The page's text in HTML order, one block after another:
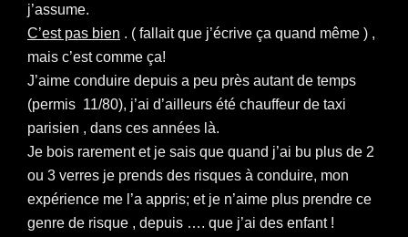
j’assume.
C’est pas bien . ( fallait que j’écrive ça quand même ) ,
mais c’est comme ça!
J’aime conduire depuis a peu près autant de temps
(permis 11/80), j’ai d’ailleurs été chauffeur de taxi
parisien , dans ces années là.
Je bois rarement et je sais que quand j’ai bu plus de 2
ou 3 verres je prends des risques à conduire, mon
expérience me l’a appris; et je n’aime plus prendre ce
genre de risque , depuis …. que j’ai des enfant !